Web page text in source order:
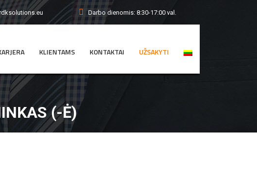
Darbo dienomis: 8:30-17:00 val.
KLIENTAMS KONTAKTAI UŽSAKYTI
(-Ė)